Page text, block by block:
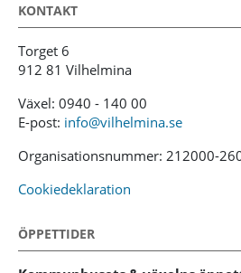
KONTAKT
Torget 6
912 81 Vilhelmina
Växel: 0940 - 140 00
E-post: info@vilhelmina.se
Organisationsnummer: 212000-
Cookiedeklaration
ÖPPETTIDER